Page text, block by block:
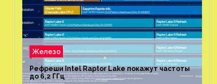
Железо
Рефреши Intel Raptor Lake покажут частоты
до 6,2 ГГц